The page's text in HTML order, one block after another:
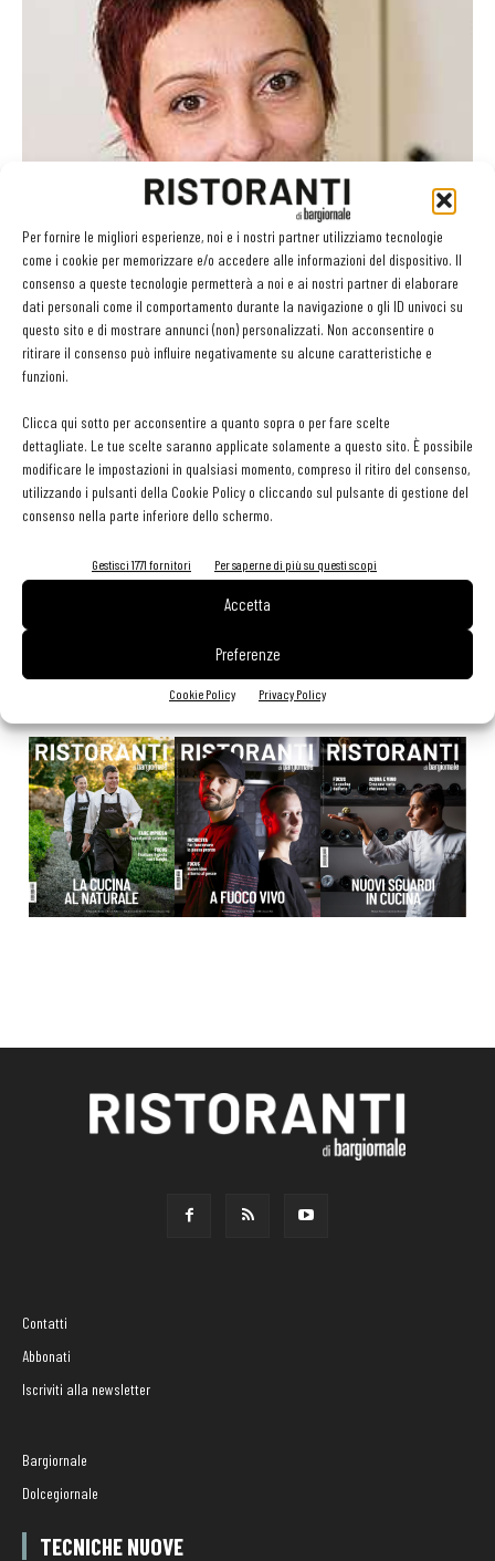
Per fornire le migliori esperienze, noi e i nostri partner utilizziamo tecnologie
come i cookie per memorizzare e/o accedere alle informazioni del dispositivo. Il
consenso a queste tecnologie permetterà a noi e ai nostri partner di elaborare
dati personali come il comportamento durante la navigazione o gli ID univoci su
questo sito e di mostrare annunci (non) personalizzati. Non acconsentire o
ritirare il consenso può influire negativamente su alcune caratteristiche e
funzioni.
Clicca qui sotto per acconsentire a quanto sopra o per fare scelte
dettagliate. Le tue scelte saranno applicate solamente a questo sito. È possibile
modificare le impostazioni in qualsiasi momento, compreso il ritiro del consenso,
utilizzando i pulsanti della Cookie Policy o cliccando sul pulsante di gestione del
consenso nella parte inferiore dello schermo.
Gestisci 1771 fornitori Per saperne di più su questi scopi
Accetta
Preferenze
Cookie Policy Privacy Policy
Rossella De Stefano 30 Giugno 2022
GLI ARTICOLI PIÙ LETTI
Sogemi rafforza i servizi per la ristorazione: orario esteso e
tessera gratuita per i professionisti HoReCa
29 Luglio 2026
Aperti per ferie. Buoni indirizzi da Nord a Sud per godersi le
vacanze (o da scorprire se si è in vacanza)
modifiche alle Linee Guida dell’Antitrust
Contatti
Abbonati
Iscriviti alla newsletter
Bargiornale
Dolcegiornale
TECNICHE NUOVE